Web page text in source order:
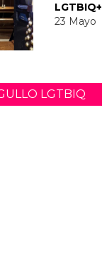
LGTBIQ+
23 Mayo
LGTBIQ